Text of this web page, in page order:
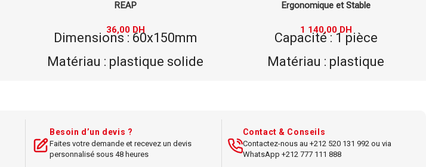
Ergonomique et Stable
1 140,00DH
Capacité : 1 pièce
Matériau : plastique
documents A4
Design : pratique et stable
Type : stop trottoir double A1
Matériau : aluminium
Dimensions : format A1
Usage : affichage extérieur
durable
Besoin d’un devis ?
Faites votre demande et recevez un devis
personnalisé sous 48 heures
Contact & Conseils
Contactez-nous au +212 520 131 992 ou via
WhatsApp +212 777 111 888